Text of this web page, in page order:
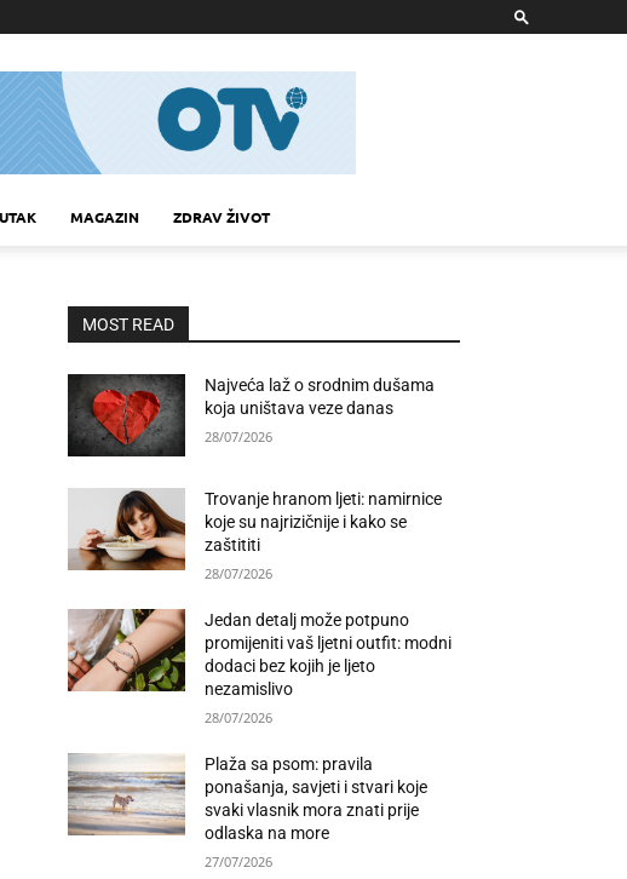
MAGAZIN ZDRAV ŽIVOT
MOST READ
Najveća laž o srodnim dušama
koja uništava veze danas
28/07/2026
Trovanje hranom ljeti: namirnice
koje su najrizičnije i kako se
zaštititi
28/07/2026
Jedan detalj može potpuno
promijeniti vaš ljetni outfit: modni
dodaci bez kojih je ljeto
nezamislivo
28/07/2026
Plaža sa psom: pravila
ponašanja, savjeti i stvari koje
svaki vlasnik mora znati prije
odlaska na more
27/07/2026